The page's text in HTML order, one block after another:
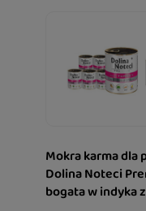
Mokra karma dla
Dolina Noteci
bogata w indyka